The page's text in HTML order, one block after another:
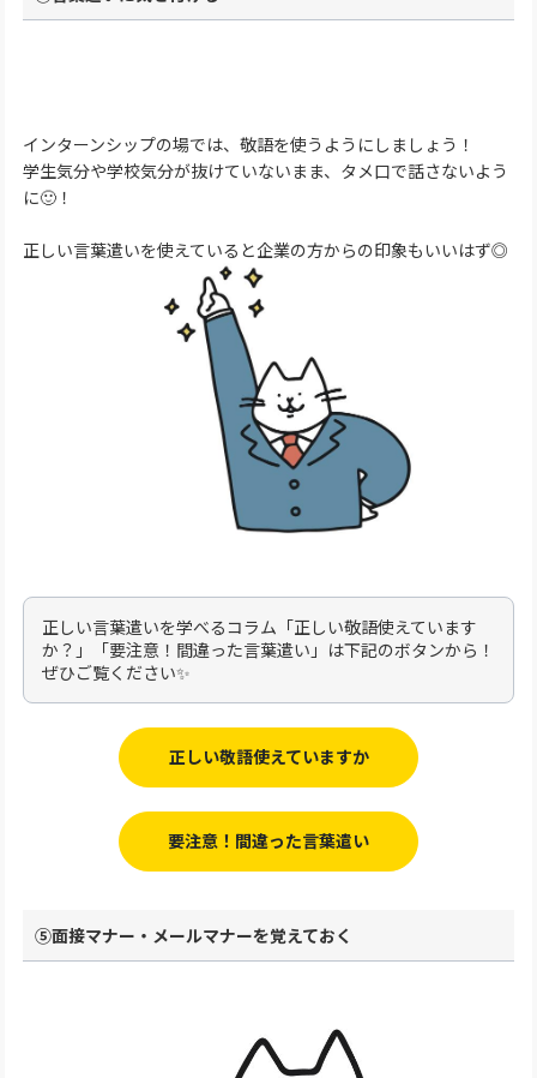
インターンシップの場では、敬語を使うようにしましょう！
学生気分や学校気分が抜けていないまま、タメ口で話さないよう
に🙂！
正しい言葉遣いを使えていると企業の方からの印象もいいはず◎
正しい言葉遣いを学べるコラム「正しい敬語使えています
か？」「要注意！間違った言葉遣い」は下記のボタンから！
ぜひご覧ください✨
正しい敬語使えていますか
要注意！間違った言葉遣い
⑤面接マナー・メールマナーを覚えておく